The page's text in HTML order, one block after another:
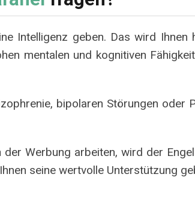
Intelligenz geben. Das wird Ihnen
mentalen und kognitiven
bipolaren Störungen oder
Werbung arbeiten, wird der
seine wertvolle Unterstützung